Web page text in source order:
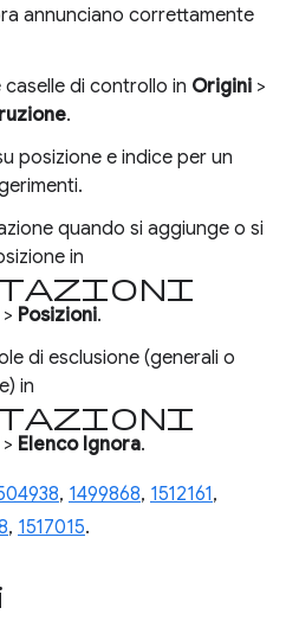
annunciano correttamente
di controllo in Origini >
.
posizione e indice per un
quando si aggiunge o si
in
> Posizioni.
di esclusione (generali o
in
> Elenco Ignora.
, 1499868, 1512161,
, 1517015.